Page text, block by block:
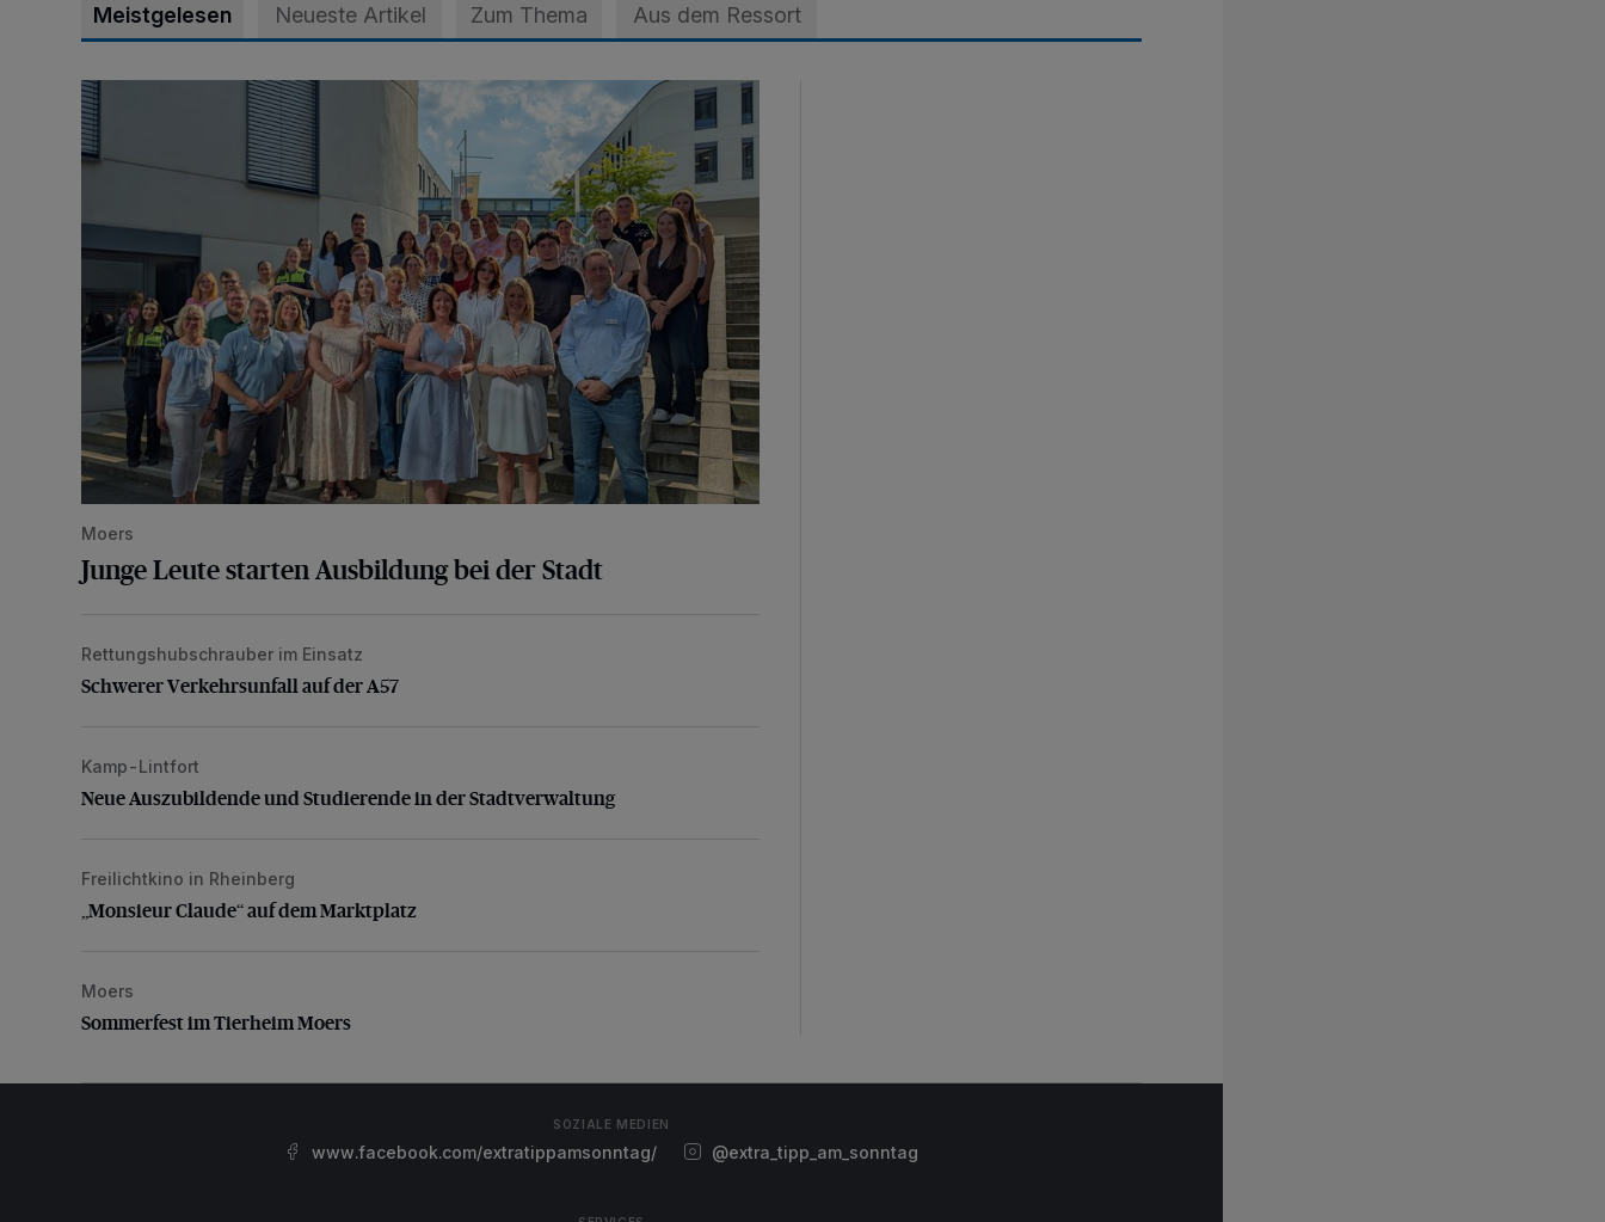
Meistgelesen Neueste Artikel Zum Thema Aus dem Ressort
Junge Leute starten Ausbildung bei der Stadt
Moers
Junge Leute starten Ausbildung bei der Stadt
Schwerer Verkehrsunfall auf der A57
Rettungshubschrauber im Einsatz
Schwerer Verkehrsunfall auf der A57
Neue Auszubildende und Studierende in der Stadtverwaltung
Kamp-Lintfort
Neue Auszubildende und Studierende in der Stadtverwaltung
„Monsieur Claude“ auf dem Marktplatz
Freilichtkino in Rheinberg
„Monsieur Claude“ auf dem Marktplatz
Sommerfest im Tierheim Moers
Moers
Sommerfest im Tierheim Moers
SOZIALE MEDIEN
www.facebook.com/extratippamsonntag/ @extra_tipp_am_sonntag